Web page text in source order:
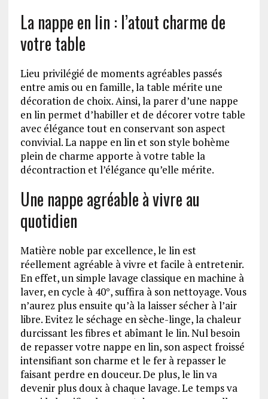
La nappe en lin : l’atout charme de
votre table
Lieu privilégié de moments agréables passés
entre amis ou en famille, la table mérite une
décoration de choix. Ainsi, la parer d’une nappe
en lin permet d’habiller et de décorer votre table
avec élégance tout en conservant son aspect
convivial. La nappe en lin et son style bohème
plein de charme apporte à votre table la
décontraction et l’élégance qu’elle mérite.
Une nappe agréable à vivre au
quotidien
Matière noble par excellence, le lin est
réellement agréable à vivre et facile à entretenir.
En effet, un simple lavage classique en machine à
laver, en cycle à 40°, suffira à son nettoyage. Vous
n’aurez plus ensuite qu’à la laisser sécher à l’air
libre. Evitez le séchage en sèche-linge, la chaleur
durcissant les fibres et abîmant le lin. Nul besoin
de repasser votre nappe en lin, son aspect froissé
intensifiant son charme et le fer à repasser le
faisant perdre en douceur. De plus, le lin va
devenir plus doux à chaque lavage. Le temps va